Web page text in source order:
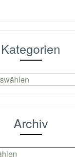
Kategorien
Archiv